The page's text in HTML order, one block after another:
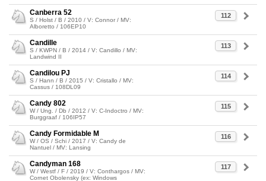
112
Canberra 52
S / Holst / B / 2010 / V: Connor / MV:
Alboretto / 106EP10
113
Candille
S / KWPN / B / 2014 / V: Candillo / MV:
Landwind II
114
Candilou PJ
S / Hann / B / 2015 / V: Cristallo / MV:
Cassus / 108DL09
115
Candy 802
W / Ung. / Db / 2012 / V: C-Indoctro / MV:
Burggraaf / 106IP57
116
Candy Formidable M
W / OS / Schi / 2017 / V: Candy de
Nantuel / MV: Lansing
117
Candyman 168
W / Westf / F / 2019 / V: Conthargos / MV:
Cornet Obolensky (ex: Windows